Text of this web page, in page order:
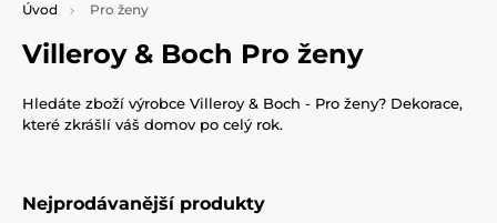
Úvod Pro ženy
Villeroy & Boch Pro ženy
Hledáte zboží výrobce Villeroy & Boch - Pro ženy? Dekorace,
které zkrášlí váš domov po celý rok.
Nejprodávanější produkty